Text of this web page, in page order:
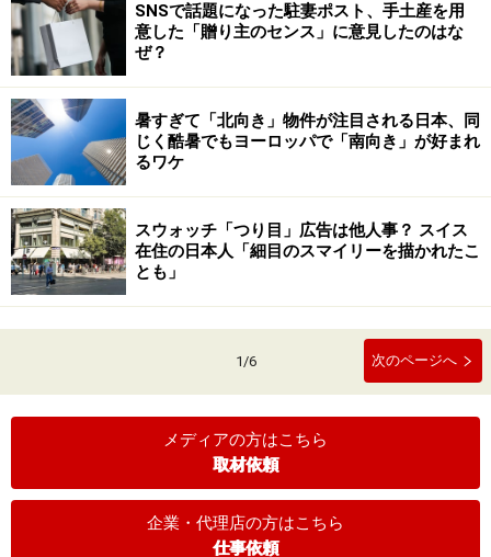
SNSで話題になった駐妻ポスト、手土産を用
意した「贈り主のセンス」に意見したのはな
ぜ？
暑すぎて「北向き」物件が注目される日本、同
じく酷暑でもヨーロッパで「南向き」が好まれ
るワケ
スウォッチ「つり目」広告は他人事？ スイス
在住の日本人「細目のスマイリーを描かれたこ
とも」
1/6 次のページへ
メディアの方はこちら
取材依頼
企業・代理店の方はこちら
仕事依頼